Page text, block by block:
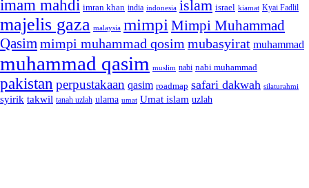
imam mahdi imran khan india indonesia islam israel kiamat Kyai Fadlil
majelis gaza malaysia mimpi Mimpi Muhammad
Qasim mimpi muhammad qosim mubasyirat muhammad
muhammad qasim muslim nabi nabi muhammad
pakistan perpustakaan qasim roadmap safari dakwah silaturahmi
syirik takwil tanah uzlah ulama umat Umat islam uzlah